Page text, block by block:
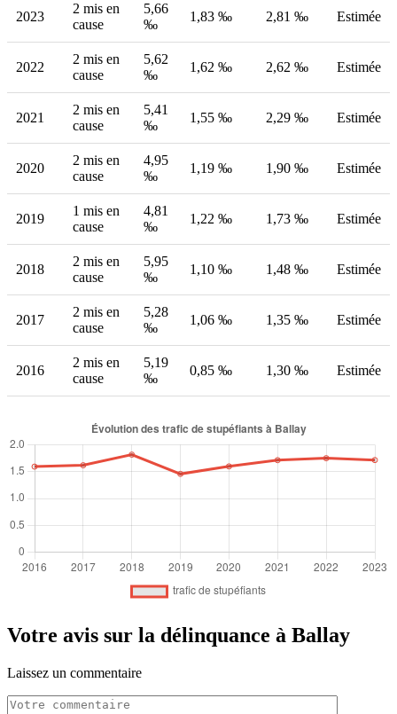
2023
2 mis en
cause
5,66
‰
1,83 ‰ 2,81 ‰ Estimée
2022
2 mis en
cause
5,62
‰
1,62 ‰ 2,62 ‰ Estimée
2021
2 mis en
cause
5,41
‰
1,55 ‰ 2,29 ‰ Estimée
2020
2 mis en
cause
4,95
‰
1,19 ‰ 1,90 ‰ Estimée
2019
1 mis en
cause
4,81
‰
1,22 ‰ 1,73 ‰ Estimée
2018
2 mis en
cause
5,95
‰
1,10 ‰ 1,48 ‰ Estimée
2017
2 mis en
cause
5,28
‰
1,06 ‰ 1,35 ‰ Estimée
2016
2 mis en
cause
5,19
‰
0,85 ‰ 1,30 ‰ Estimée
Votre avis sur la délinquance à Ballay
Laissez un commentaire